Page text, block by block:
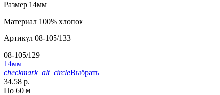
Размер 14мм
Материал 100% хлопок
Артикул 08-105/133
08-105/129
14мм
checkmark_alt_circleВыбрать
34.58 р.
По 60 м